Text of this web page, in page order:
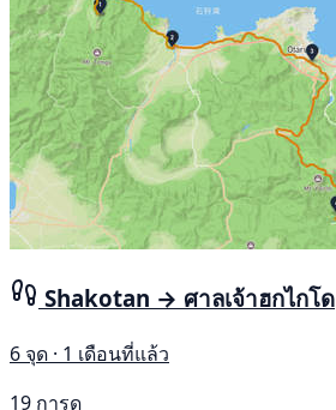
Shakotan → ศาลเจ้าฮกไกโด
6 จุด · 1 เดือนที่แล้ว
19 การดู